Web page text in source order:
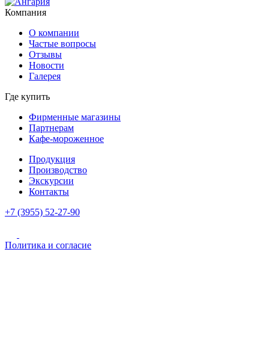
Компания
О компании
Частые вопросы
Отзывы
Новости
Галерея
Где купить
Фирменные магазины
Партнерам
Кафе-мороженное
Продукция
Производство
Экскурсии
Контакты
+7 (3955) 52-27-90
Политика и согласие